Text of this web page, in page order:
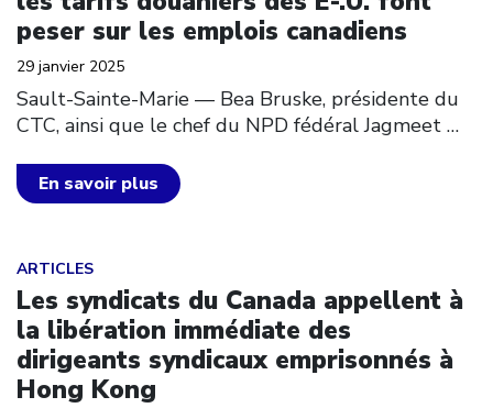
peser sur les emplois canadiens
29 janvier 2025
Sault-Sainte-Marie –– Bea Bruske, présidente du
CTC, ainsi que le chef du NPD fédéral Jagmeet …
En savoir plus
ARTICLES
Les syndicats du Canada appellent à
la libération immédiate des
dirigeants syndicaux emprisonnés à
Hong Kong
Click to open the link